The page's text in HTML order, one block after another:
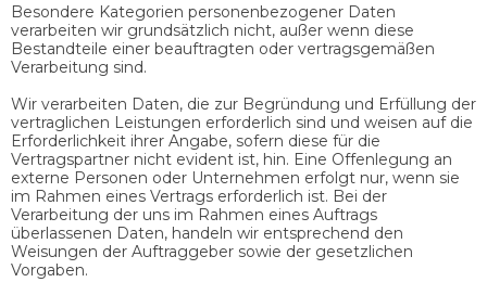
Besondere Kategorien personenbezogener Daten
verarbeiten wir grundsätzlich nicht, außer wenn diese
Bestandteile einer beauftragten oder vertragsgemäßen
Verarbeitung sind.
Wir verarbeiten Daten, die zur Begründung und Erfüllung der
vertraglichen Leistungen erforderlich sind und weisen auf die
Erforderlichkeit ihrer Angabe, sofern diese für die
Vertragspartner nicht evident ist, hin. Eine Offenlegung an
externe Personen oder Unternehmen erfolgt nur, wenn sie
im Rahmen eines Vertrags erforderlich ist. Bei der
Verarbeitung der uns im Rahmen eines Auftrags
überlassenen Daten, handeln wir entsprechend den
Weisungen der Auftraggeber sowie der gesetzlichen
Vorgaben.